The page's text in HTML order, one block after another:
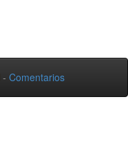
- Comentarios